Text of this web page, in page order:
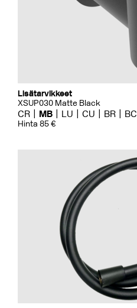
Lisätarvikkeet
XSUP030 Matte Black
CR MB LU CU BR BC
Hinta 85 €